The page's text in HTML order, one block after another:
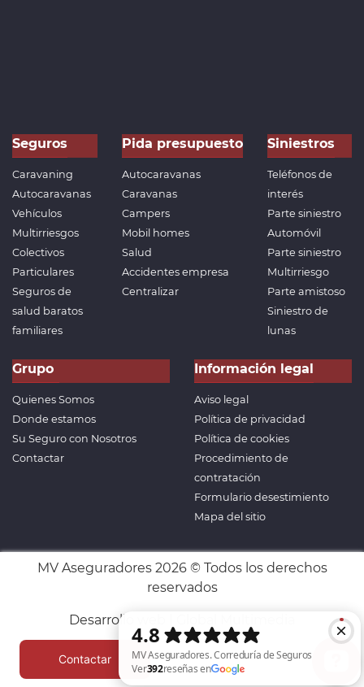
Seguros
Caravaning
Autocaravanas
Vehículos
Multirriesgos
Colectivos
Particulares
Seguros de
salud baratos
familiares
Pida presupuesto
Autocaravanas
Caravanas
Campers
Mobil homes
Salud
Accidentes empresa
Centralizar
Siniestros
Teléfonos de
interés
Parte siniestro
Automóvil
Parte siniestro
Multirriesgo
Parte amistoso
Siniestro de
lunas
Grupo
Quienes Somos
Donde estamos
Su Seguro con Nosotros
Contactar
Información legal
Aviso legal
Política de privacidad
Política de cookies
Procedimiento de
contratación
Formulario desestimiento
Mapa del sitio
MV Aseguradores 2026 © Todos los derechos
reservados
Desarrollo web | Global Multimedia
Contactar